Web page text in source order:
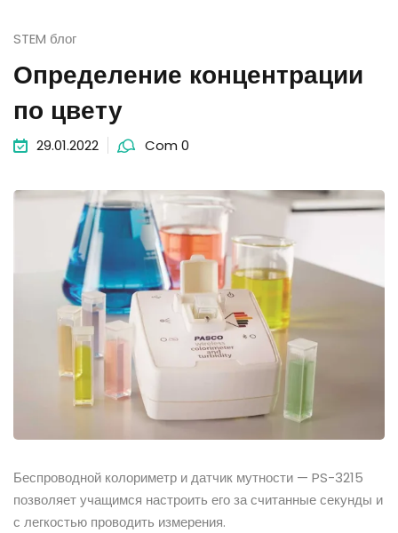
STEM блог
Определение концентрации
по цвету
29.01.2022 Com 0
Беспроводной колориметр и датчик мутности — PS-3215
позволяет учащимся настроить его за считанные секунды и
с легкостью проводить измерения.